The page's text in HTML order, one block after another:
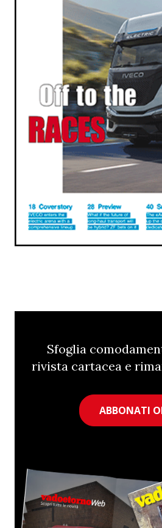
Sfoglia
rivista cartacea e
ABBONATI